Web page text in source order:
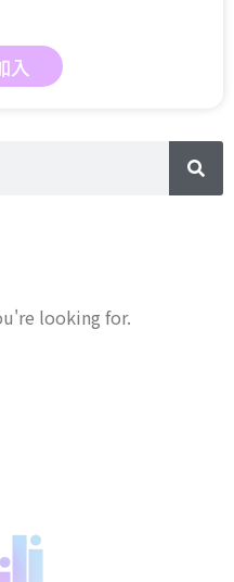
入
looking for.